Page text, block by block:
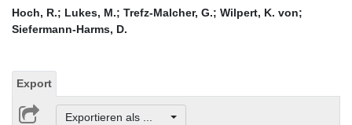
Hoch, R.; Lukes, M.; Trefz-Malcher, G.; Wilpert, K. von;
Siefermann-Harms, D.
Export
Exportieren als ...